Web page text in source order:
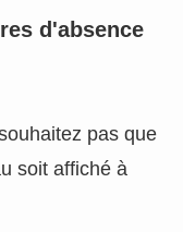
d'absence
pas que
soit affiché à